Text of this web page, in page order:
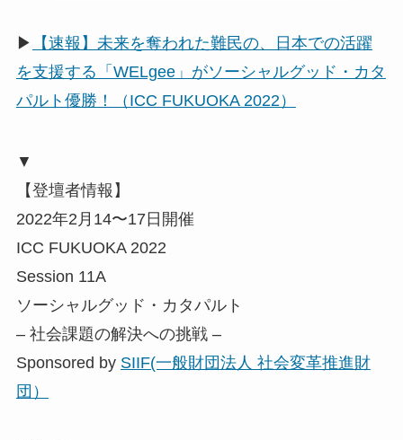
▶
【速報】未来を奪われた難民の、日本での活躍
を支援する「WELgee」がソーシャルグッド・カタ
パルト優勝！（ICC FUKUOKA 2022）
▼
【登壇者情報】
2022年2月14〜17日開催
ICC FUKUOKA 2022
Session 11A
ソーシャルグッド・カタパルト
– 社会課題の解決への挑戦 –
Sponsored by SIIF(一般財団法人 社会変革推進財
団）